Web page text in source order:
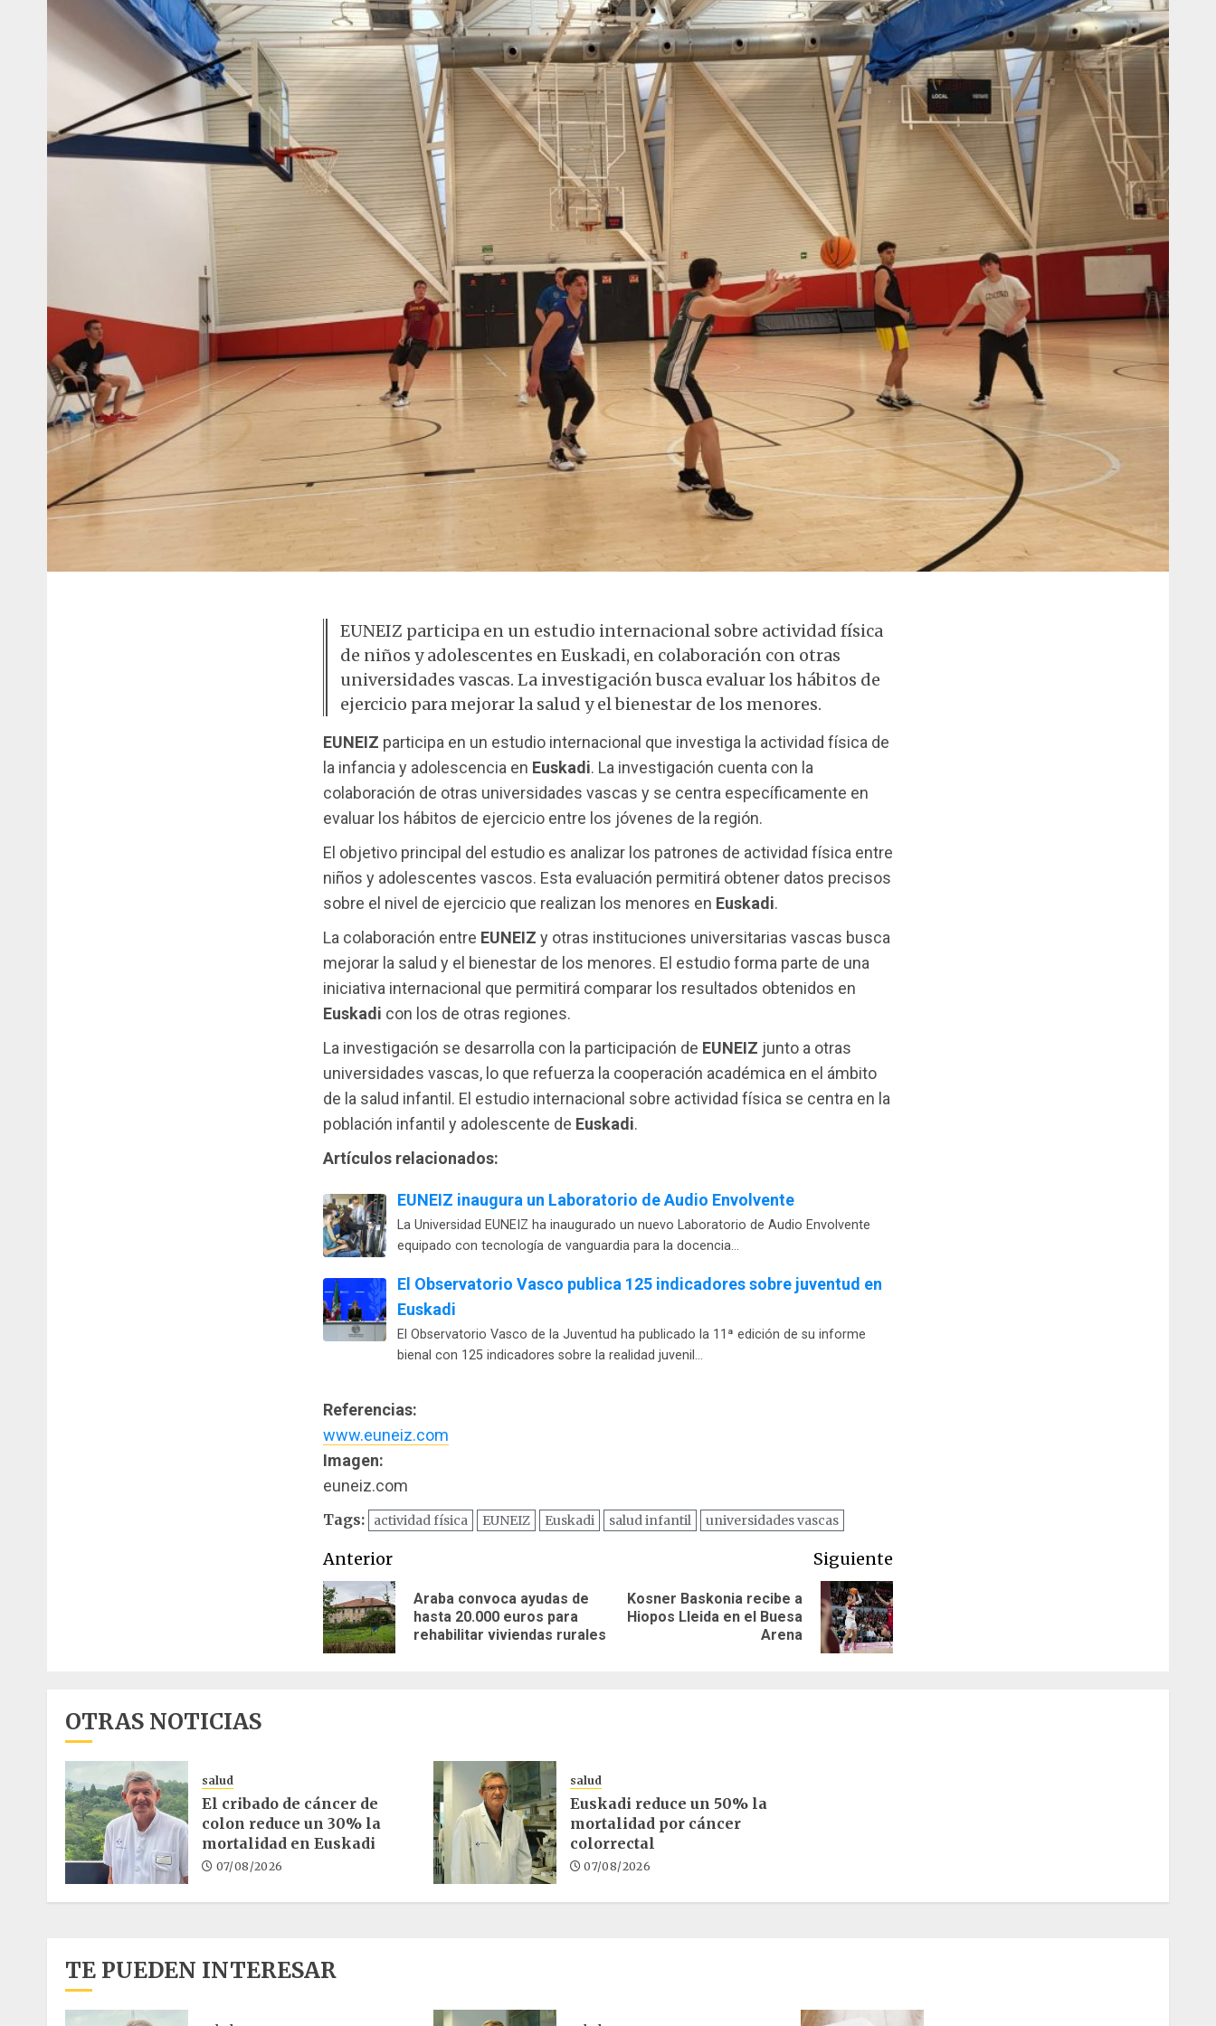
EUNEIZ participa en un estudio internacional sobre actividad física
de niños y adolescentes en Euskadi, en colaboración con otras
universidades vascas. La investigación busca evaluar los hábitos de
ejercicio para mejorar la salud y el bienestar de los menores.
EUNEIZ participa en un estudio internacional que investiga la actividad física de
la infancia y adolescencia en Euskadi. La investigación cuenta con la
colaboración de otras universidades vascas y se centra específicamente en
evaluar los hábitos de ejercicio entre los jóvenes de la región.
El objetivo principal del estudio es analizar los patrones de actividad física entre
niños y adolescentes vascos. Esta evaluación permitirá obtener datos precisos
sobre el nivel de ejercicio que realizan los menores en Euskadi.
La colaboración entre EUNEIZ y otras instituciones universitarias vascas busca
mejorar la salud y el bienestar de los menores. El estudio forma parte de una
iniciativa internacional que permitirá comparar los resultados obtenidos en
Euskadi con los de otras regiones.
La investigación se desarrolla con la participación de EUNEIZ junto a otras
universidades vascas, lo que refuerza la cooperación académica en el ámbito
de la salud infantil. El estudio internacional sobre actividad física se centra en la
población infantil y adolescente de Euskadi.
Artículos relacionados:
EUNEIZ inaugura un Laboratorio de Audio Envolvente
La Universidad EUNEIZ ha inaugurado un nuevo Laboratorio de Audio Envolvente
equipado con tecnología de vanguardia para la docencia…
El Observatorio Vasco publica 125 indicadores sobre juventud en
Euskadi
El Observatorio Vasco de la Juventud ha publicado la 11ª edición de su informe
bienal con 125 indicadores sobre la realidad juvenil…
Referencias:
www.euneiz.com
Imagen:
euneiz.com
Tags: actividad física EUNEIZ Euskadi salud infantil universidades vascas
Navegación
de
entradas
Anterior
Entrada
Araba convoca ayudas de
hasta 20.000 euros para
rehabilitar viviendas rurales
Siguiente
Siguiente
Kosner Baskonia recibe a
Hiopos Lleida en el Buesa
Arena
OTRAS NOTICIAS
salud
El cribado de cáncer de
colon reduce un 30% la
mortalidad en Euskadi
07/08/2026
salud
Euskadi reduce un 50% la
mortalidad por cáncer
colorrectal
07/08/2026
TE PUEDEN INTERESAR